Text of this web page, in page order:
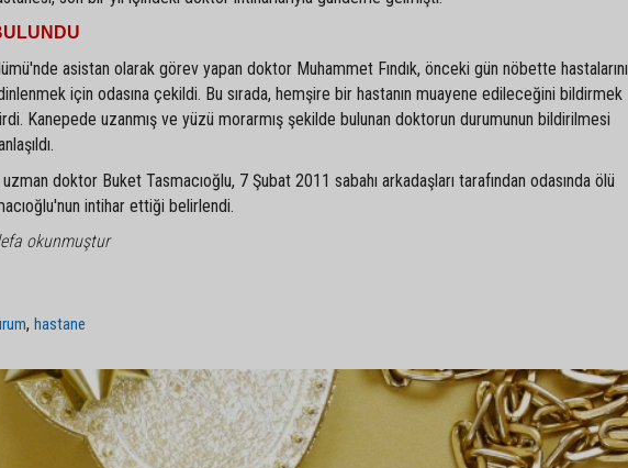
asistan olarak görev yapan doktor Muhammet Fındık, önceki gün nöbette hastalarını
için odasına çekildi. Bu sırada, hemşire bir hastanın muayene edileceğini bildirmek
Kanepede uzanmış ve yüzü morarmış şekilde bulunan doktorun durumunun bildirilmesi
doktor Buket Tasmacıoğlu, 7 Şubat 2011 sabahı arkadaşları tarafından odasında ölü
intihar ettiği belirlendi.
okunmuştur
,hastane